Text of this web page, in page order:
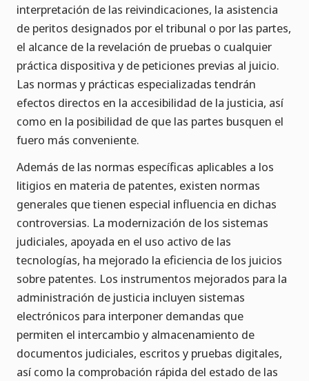
interpretación de las reivindicaciones, la asistencia
de peritos designados por el tribunal o por las partes,
el alcance de la revelación de pruebas o cualquier
práctica dispositiva y de peticiones previas al juicio.
Las normas y prácticas especializadas tendrán
efectos directos en la accesibilidad de la justicia, así
como en la posibilidad de que las partes busquen el
fuero más conveniente.
Además de las normas específicas aplicables a los
litigios en materia de patentes, existen normas
generales que tienen especial influencia en dichas
controversias. La modernización de los sistemas
judiciales, apoyada en el uso activo de las
tecnologías, ha mejorado la eficiencia de los juicios
sobre patentes. Los instrumentos mejorados para la
administración de justicia incluyen sistemas
electrónicos para interponer demandas que
permiten el intercambio y almacenamiento de
documentos judiciales, escritos y pruebas digitales,
así como la comprobación rápida del estado de las